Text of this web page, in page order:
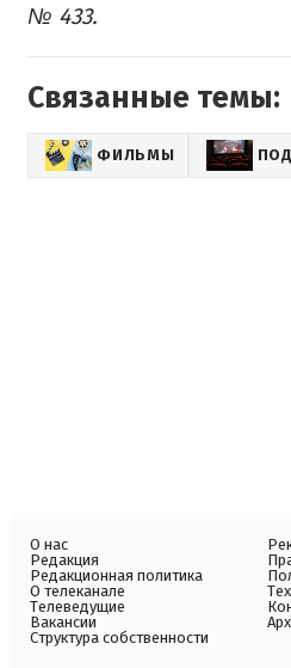
№ 433.
Связанные темы:
ФИЛЬМЫ
О нас
Редакция
Редакционная политика
О телеканале
Телеведущие
Вакансии
Структура собственности